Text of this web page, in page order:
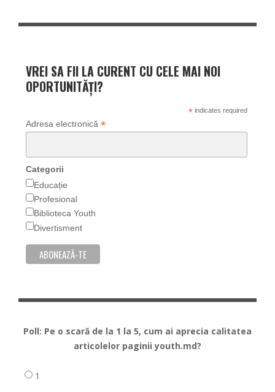
VREI SA FII LA CURENT CU CELE MAI NOI
OPORTUNITĂȚI?
*indicates required
Adresa electronică *
Categorii
Educație
Profesional
Biblioteca Youth
Divertisment
Poll: Pe o scară de la 1 la 5, cum ai aprecia calitatea
articolelor paginii youth.md?
1